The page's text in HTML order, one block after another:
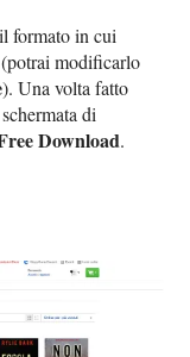
formato in cui
(potrai modificarlo
). Una volta fatto
di
Download.